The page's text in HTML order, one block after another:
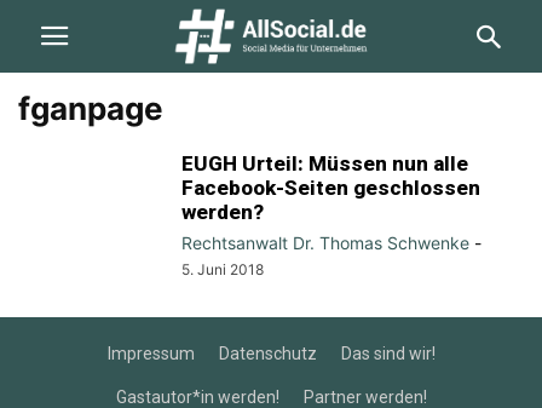
fganpage
EUGH Urteil: Müssen nun alle
Facebook-Seiten geschlossen
werden?
Rechtsanwalt Dr. Thomas Schwenke -
5. Juni 2018
Impressum Datenschutz Das sind wir!
Gastautor*in werden! Partner werden!